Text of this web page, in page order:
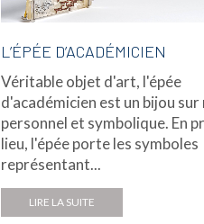
L’ÉPÉE D’ACADÉMICIEN
Véritable objet d'art, l'épée
d'académicien est un bijou sur
personnel et symbolique. En
lieu, l'épée porte les symboles
représentant...
LIRE LA SUITE